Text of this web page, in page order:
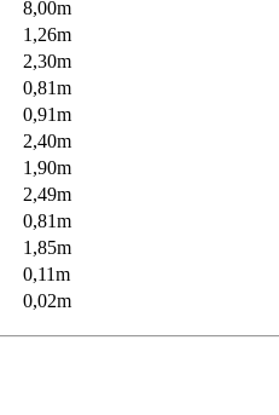
8,00m
1,26m
2,30m
0,81m
0,91m
2,40m
1,90m
2,49m
0,81m
1,85m
0,11m
0,02m